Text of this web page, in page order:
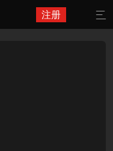
注册 